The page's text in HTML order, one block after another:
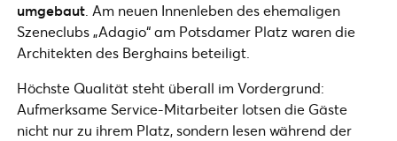
umgebaut . Am neuen Innenleben des ehemaligen
Szeneclubs „Adagio“ am Potsdamer Platz waren die
Architekten des Berghains beteiligt.
Höchste Qualität steht überall im Vordergrund:
Aufmerksame Service-Mitarbeiter lotsen die Gäste
nicht nur zu ihrem Platz, sondern lesen während der